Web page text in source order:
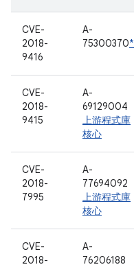
CVE-
2018-
9416
A-
75300370*
CVE-
2018-
9415
A-
69129004
上游程式庫
核心
CVE-
2018-
7995
A-
77694092
上游程式庫
核心
CVE-
2018-
A-
76206188